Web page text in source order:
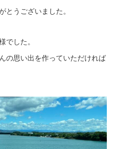
とうございました。
でした。
の思い出を作っていただければ